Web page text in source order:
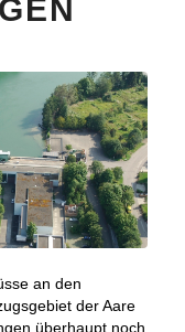
an den
der Aare
überhaupt noch